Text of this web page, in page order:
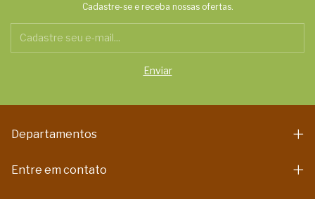
Cadastre-se e receba nossas ofertas.
Departamentos
Entre em contato